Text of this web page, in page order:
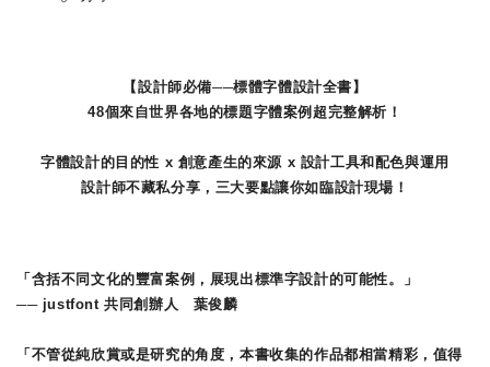
【設計師必備──標體字體設計全書】
48個來自世界各地的標題字體案例超完整解析！
字體設計的目的性 x 創意產生的來源 x 設計工具和配色與運用
設計師不藏私分享，三大要點讓你如臨設計現場！
「含括不同文化的豐富案例，展現出標準字設計的可能性。」
──justfont共同創辦人 葉俊麟
「不管從純欣賞或是研究的角度，本書收集的作品都相當精彩，值得